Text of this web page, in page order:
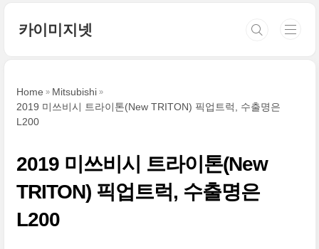
카이미지넷
Home
Mitsubishi
2019 미쓰비시 트라이톤(New TRITON) 픽업트럭, 수출명은
L200
2019 미쓰비시 트라이톤(New
TRITON) 픽업트럭, 수출명은
L200